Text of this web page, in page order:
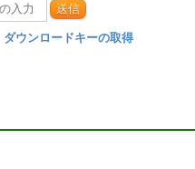
送信
ダウンロードキーの取得